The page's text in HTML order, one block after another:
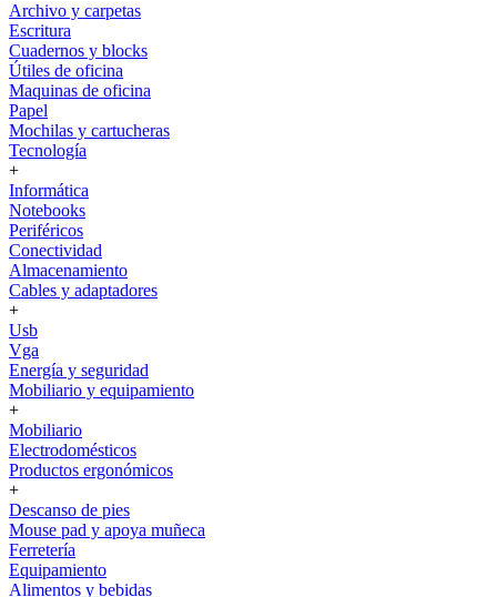
Archivo y carpetas
Escritura
Cuadernos y blocks
Útiles de oficina
Maquinas de oficina
Papel
Mochilas y cartucheras
Tecnología
+
Informática
Notebooks
Periféricos
Conectividad
Almacenamiento
Cables y adaptadores
+
Usb
Vga
Energía y seguridad
Mobiliario y equipamiento
+
Mobiliario
Electrodomésticos
Productos ergonómicos
+
Descanso de pies
Mouse pad y apoya muñeca
Ferretería
Equipamiento
Alimentos y bebidas